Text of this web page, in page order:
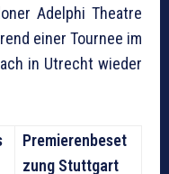
Adelphi Theatre
einer Tournee im
in Utrecht wieder
Premierenbeset
zung Stuttgart